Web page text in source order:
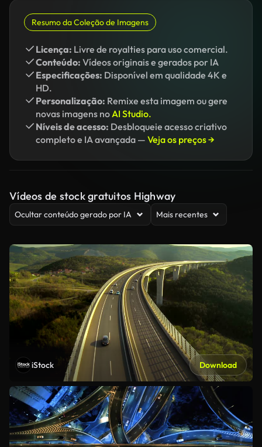
Resumo da Coleção de Imagens
Licença: Livre de royalties para uso comercial.
Conteúdo: Vídeos originais e gerados por IA
Especificações: Disponível em qualidade 4K e
HD.
Personalização: Remixe esta imagem ou gere
novas imagens noAI Studio.
Níveis de acesso: Desbloqueie acesso criativo
completo e IA avançada — Veja os preços →
Vídeos de stock gratuitos Highway
Ocultar conteúdo gerado por IA Mais recentes
iStock Download